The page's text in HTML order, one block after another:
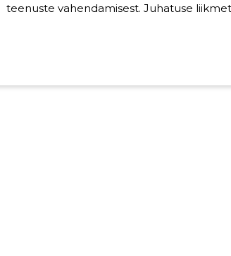
teenuste vahendamisest. Juhatuse liikmetele 2023.aastal tasu